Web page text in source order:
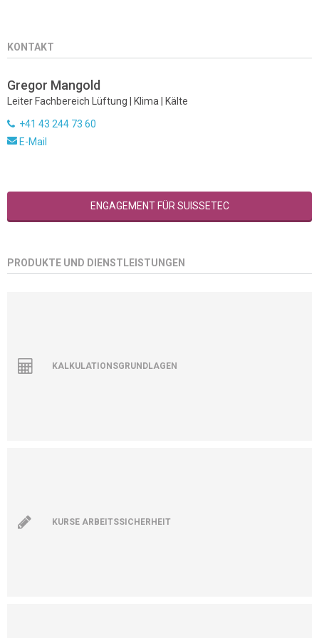
KONTAKT
Gregor Mangold
Leiter Fachbereich Lüftung | Klima | Kälte
+41 43 244 73 60
E-Mail
ENGAGEMENT FÜR SUISSETEC
PRODUKTE UND DIENSTLEISTUNGEN
KALKULATIONSGRUNDLAGEN
KURSE ARBEITSSICHERHEIT